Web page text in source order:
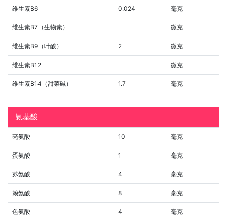
维生素B6 0.024 毫克
维生素B7（生物素） 微克
维生素B9（叶酸） 2 微克
维生素B12 微克
维生素B14（甜菜碱） 1.7 毫克
氨基酸
亮氨酸 10 毫克
蛋氨酸 1 毫克
苏氨酸 4 毫克
赖氨酸 8 毫克
色氨酸 4 毫克